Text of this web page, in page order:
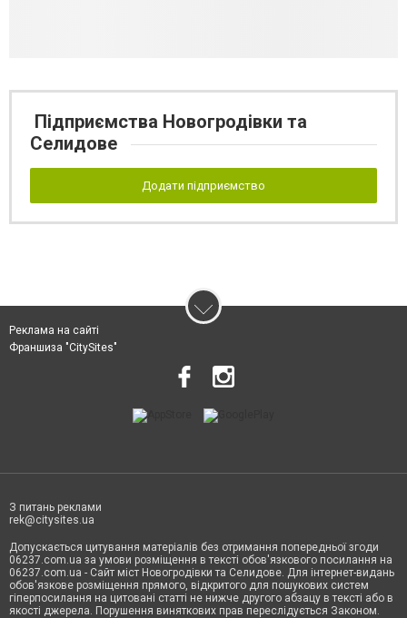
Підприємства Новогродівки та
Селидове
Додати підприємство
Реклама на сайті
Франшиза "CitySites"
З питань реклами
rek@citysites.ua
Допускається цитування матеріалів без отримання попередньої згоди
06237.com.ua за умови розміщення в тексті обов'язкового посилання на
06237.com.ua - Сайт міст Новогродівки та Селидове. Для інтернет-видань
обов'язкове розміщення прямого, відкритого для пошукових систем
гіперпосилання на цитовані статті не нижче другого абзацу в тексті або в
якості джерела. Порушення виняткових прав переслідується Законом.